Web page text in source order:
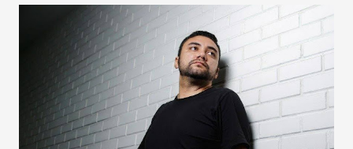
- EXECUTIVA NACIONAL DO PODEMOS RENATA ABREU
DEPUTADA FEDERAL E PRESIDENTE DO PODEMOS.